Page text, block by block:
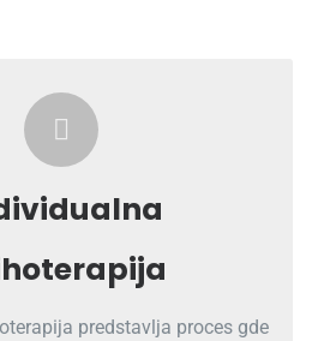
predstavlja proces gde
individualnoj psihoterapiji!
PROČITAJ VIŠE